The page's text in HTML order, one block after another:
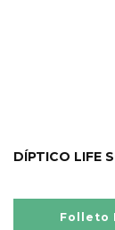
DÍPTICO LIFE
Folleto